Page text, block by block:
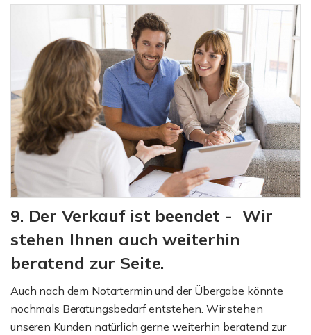
9. Der Verkauf ist beendet - Wir
stehen Ihnen auch weiterhin
beratend zur Seite.
Auch nach dem Notartermin und der Übergabe könnte
nochmals Beratungsbedarf entstehen. Wir stehen
unseren Kunden natürlich gerne weiterhin beratend zur